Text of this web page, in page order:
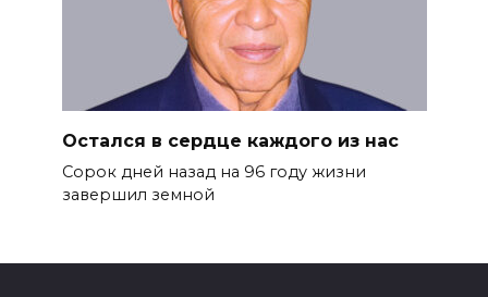
Остался в сердце каждого из нас
Сорок дней назад на 96 году жиз­ни
завершил земной